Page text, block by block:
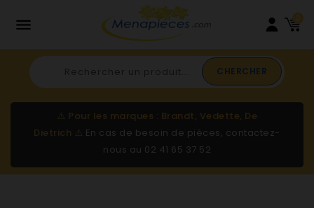
 0
CHERCHER
⚠️ Pour les marques : Brandt, Vedette, De
Dietrich ⚠️ En cas de besoin de pièces, contactez-
nous au 02 41 65 37 52